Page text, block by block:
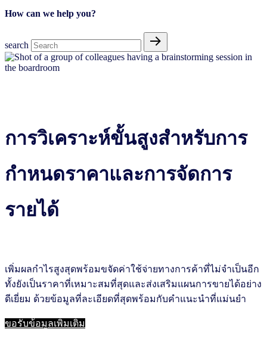
How can we help you?
search
การวิเคราะห์ขั้นสูงสำหรับการ
กำหนดราคาและการจัดการ
รายได้
เพิ่มผลกำไรสูงสุดพร้อมขจัดค่าใช้จ่ายทางการค้าที่ไม่จำเป็นอีก
ทั้งยังเป็นราคาที่เหมาะสมที่สุดและส่งเสริมแผนการขายได้อย่าง
ดีเยี่ยม ด้วยข้อมูลที่ละเอียดที่สุดพร้อมกับคำแนะนำที่แม่นยำ
ขอรับข้อมูลเพิ่มเติม